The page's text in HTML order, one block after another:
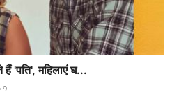
'पति', महिलाएं घ...
9